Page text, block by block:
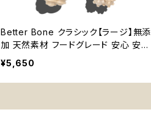
Better Bone クラシック【ラージ】無添
加 天然素材 フードグレード 安心 安全
¥5,650